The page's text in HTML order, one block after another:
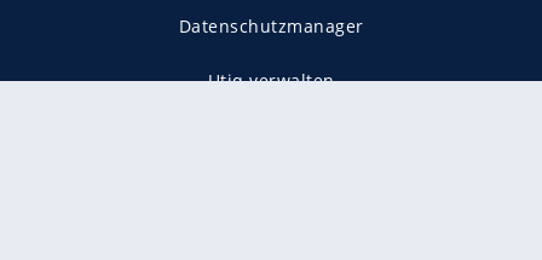
Datenschutzmanager
Utiq verwalten